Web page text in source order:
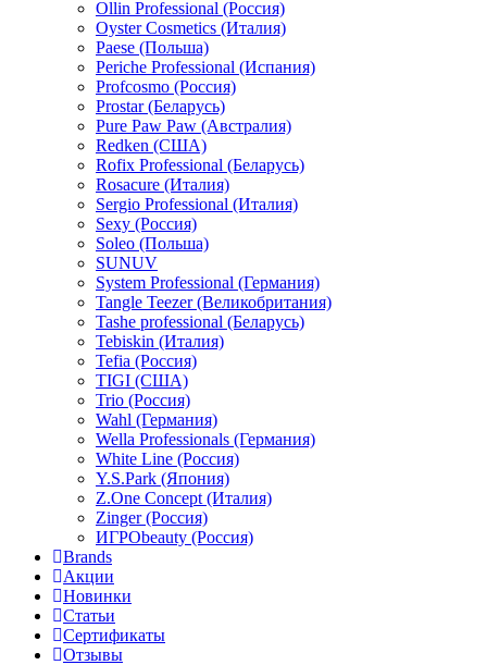
Ollin Professional (Россия)
Oyster Cosmetics (Италия)
Paese (Польша)
Periche Professional (Испания)
Profcosmo (Россия)
Prostar (Беларусь)
Pure Paw Paw (Австралия)
Redken (США)
Rofix Professional (Беларусь)
Rosacure (Италия)
Sergio Professional (Италия)
Sexy (Россия)
Soleo (Польша)
SUNUV
System Professional (Германия)
Tangle Teezer (Великобритания)
Tashe professional (Беларусь)
Tebiskin (Италия)
Tefia (Россия)
TIGI (США)
Trio (Россия)
Wahl (Германия)
Wella Professionals (Германия)
White Line (Россия)
Y.S.Park (Япония)
Z.One Concept (Италия)
Zinger (Россия)
ИГРОbeauty (Россия)
Brands
Акции
Новинки
Статьи
Сертификаты
Отзывы